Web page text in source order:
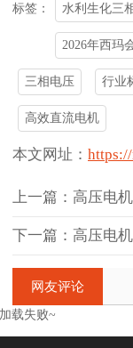
标签： 水利生化三
2026年西玛
三相电压 行业
高效直流电机
本文网址：
上一篇：高压电
下一篇：高压电
网友评论
加载失败~